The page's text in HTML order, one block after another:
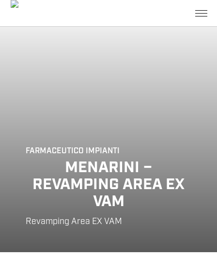
FARMACEUTICO IMPIANTI
MENARINI –
REVAMPING AREA EX
VAM
Revamping Area EX VAM